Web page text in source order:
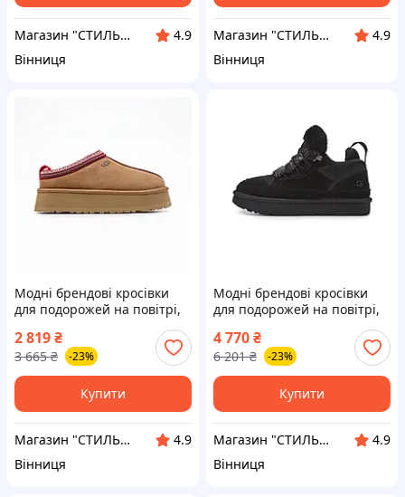
Магазин "СТИЛЬНИЙ МОЛОДІЖНИЙ ОДЯГ"
4.9
Вінниця
Магазин "СТИЛЬНИЙ МОЛОДІЖНИЙ ОДЯГ"
4.9
Вінниця
Модні брендові кросівки
для подорожей на повітрі,
Chestnut 37
2 819₴
3 665 ₴ -23%
Купити
Магазин "СТИЛЬНИЙ МОЛОДІЖНИЙ ОДЯГ"
4.9
Вінниця
Модні брендові кросівки
для подорожей на повітрі,
UGG Lowmel Sneaker Black
4 770₴
6 201 ₴ -23%
Купити
Магазин "СТИЛЬНИЙ МОЛОДІЖНИЙ ОДЯГ"
4.9
Вінниця